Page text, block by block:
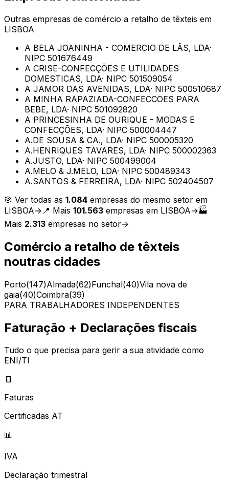
Outras empresas de comércio a retalho de têxteis em
LISBOA
A BELA JOANINHA - COMERCIO DE LÃS, LDA·
NIPC 501676449
A CRISE-CONFECÇÕES E UTILIDADES
DOMESTICAS, LDA· NIPC 501509054
A JAMOR DAS AVENIDAS, LDA· NIPC 500510687
A MINHA RAPAZIADA-CONFECCOES PARA
BEBE, LDA· NIPC 501092820
A PRINCESINHA DE OURIQUE - MODAS E
CONFECÇÕES, LDA· NIPC 500004447
A.DE SOUSA & CA., LDA· NIPC 500005320
A.HENRIQUES TAVARES, LDA· NIPC 500002363
A.JUSTO, LDA· NIPC 500499004
A.MELO & J.MELO, LDA· NIPC 500489343
A.SANTOS & FERREIRA, LDA· NIPC 502404507
🎯 Ver todas as 1.084 empresas do mesmo setor em
LISBOA→ 📍 Mais 101.563 empresas em LISBOA→🏭
Mais 2.313 empresas no setor→
Comércio a retalho de têxteis
noutras cidades
Porto(147)Almada(62)Funchal(40)Vila nova de
gaia(40)Coimbra(39)
PARA TRABALHADORES INDEPENDENTES
Faturação + Declarações fiscais
Tudo o que precisa para gerir a sua atividade como
ENI/TI
🧾
Faturas
Certificadas AT
📊
IVA
Declaração trimestral